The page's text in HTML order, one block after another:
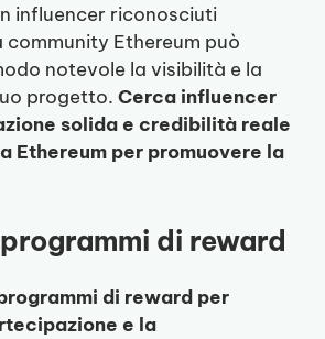
influencer riconosciuti
community Ethereum può
notevole la visibilità e la
progetto. Cerca influencer
solida e credibilità reale
Ethereum per promuovere la
di reward
di reward per
e la